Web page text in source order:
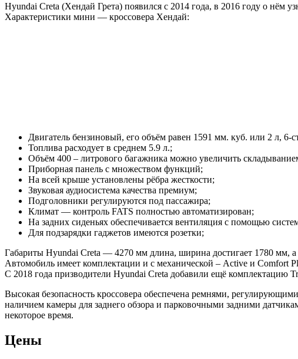
Hyundai Creta (Хендай Грета) появился с 2014 года, в 2016 году о нём
Характеристики мини — кроссовера Хендай:
Двигатель бензиновый, его объём равен 1591 мм. куб. или 2 л,
Топлива расходует в среднем 5.9 л.;
Объём 400 – литрового багажника можно увеличить
Приборная панель с множеством функций;
На всей крыше установлены рёбра жесткости;
Звуковая аудиосистема качества премиум;
Подголовники регулируются под пассажира;
Климат — контроль FATS полностью автоматизирован;
На задних сиденьях обеспечивается вентиляция с помощью
Для подзарядки гаджетов имеются розетки;
Габариты Hyundai Creta — 4270 мм длина, ширина достигает 1780 мм,
Автомобиль имеет комплектации и с механической – Active и Comfort
С 2018 года призводители Hyundai Creta добавили ещё комплектацию
Высокая безопасность кроссовера обеспечена ремнями,
наличием камеры для заднего обзора и парковочными задними
некоторое время.
Цены